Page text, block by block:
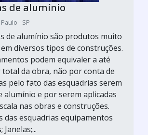
de alumínio
- SP
de alumínio são produtos muito
diversos tipos de construções.
podem equivaler a até
total da obra, não por conta de
pelo fato das esquadrias serem
alumínio e por serem aplicadas
nas obras e construções.
das esquadrias equipamentos